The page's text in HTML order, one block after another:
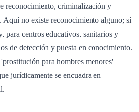
reconocimiento, criminalización y
Aquí no existe reconocimiento alguno; sí
para centros educativos, sanitarios y
de detección y puesta en conocimiento.
para hombres menores'
jurídicamente se encuadra en